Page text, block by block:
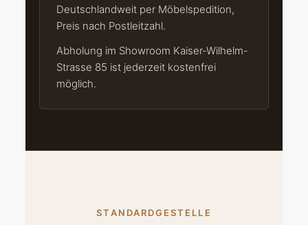
Deutschlandweit per Möbelspedition,
Preis nach Postleitzahl.
Abholung im Showroom Kaiser-Wilhelm-
Strasse 85 ist jederzeit kostenfrei
möglich.
STANDARDGESTELLE